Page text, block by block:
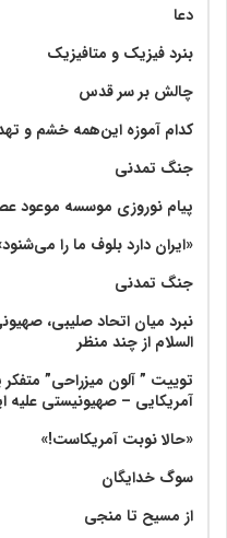
دعا
بنرد فیزیک و متافیزیک
چالش بر سر قدس
کدام آموزه این‌همه خشم و
جنگ تمدنی
پیام نوروزی موسسه موعود
«ایران دارد بلوف ما را
جنگ تمدنی
نبرد میان اتحاد صلیبی،
السلام از چند منظر
توییت ” آلون میزراحی”
آمریکایی – صهیونیستی علیه
«حالا نوبت آمریکاست!»
سوگ خدایگان
از مسیح تا منجی